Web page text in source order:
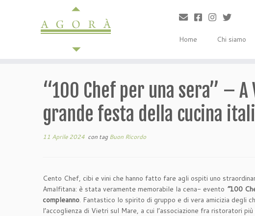
Home
Chi siamo
“100 Chef per una sera” –
grande festa della cucina
11 Aprile 2024 con tagBuon Ricordo
Cento Chef, cibi e vini che hanno fatto fare agli ospiti uno
Amalfitana: è stata veramente memorabile la cena- evento “100
compleanno. Fantastico lo spirito di gruppo e di vera amicizia degli
l’accoglienza di Vietri sul Mare, a cui l’associazione fra